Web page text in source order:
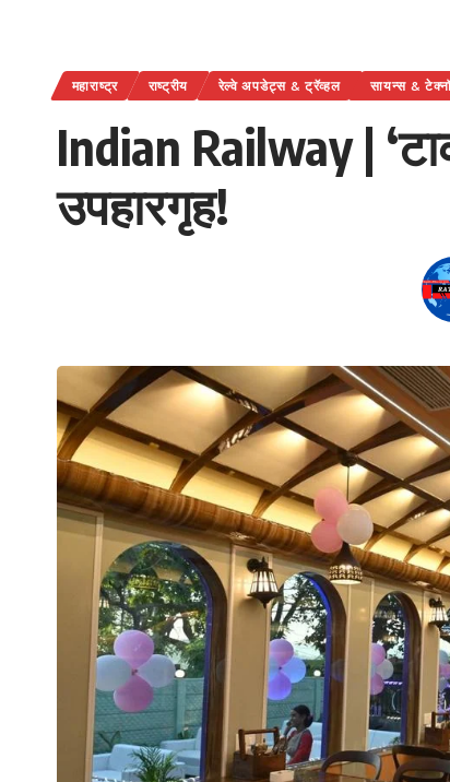
महाराष्ट्र राष्ट्रीय रेल्वे अपडेट्स & ट्रॅव्हल सायन्स &
Indian Railway |
उपहारगृह!